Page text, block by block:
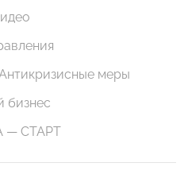
меры
бизнес
— СТАРТ